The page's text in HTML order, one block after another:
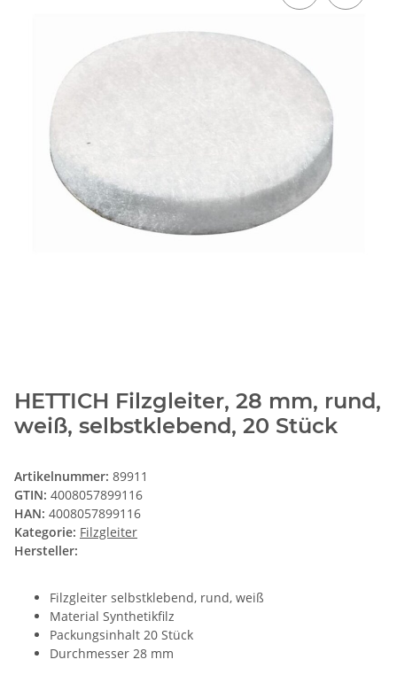
HETTICH Filzgleiter, 28 mm, rund,
weiß, selbstklebend, 20 Stück
Artikelnummer: 89911
GTIN: 4008057899116
HAN: 4008057899116
Kategorie: Filzgleiter
Hersteller:
Filzgleiter selbstklebend, rund, weiß
Material Synthetikfilz
Packungsinhalt 20 Stück
Durchmesser 28 mm